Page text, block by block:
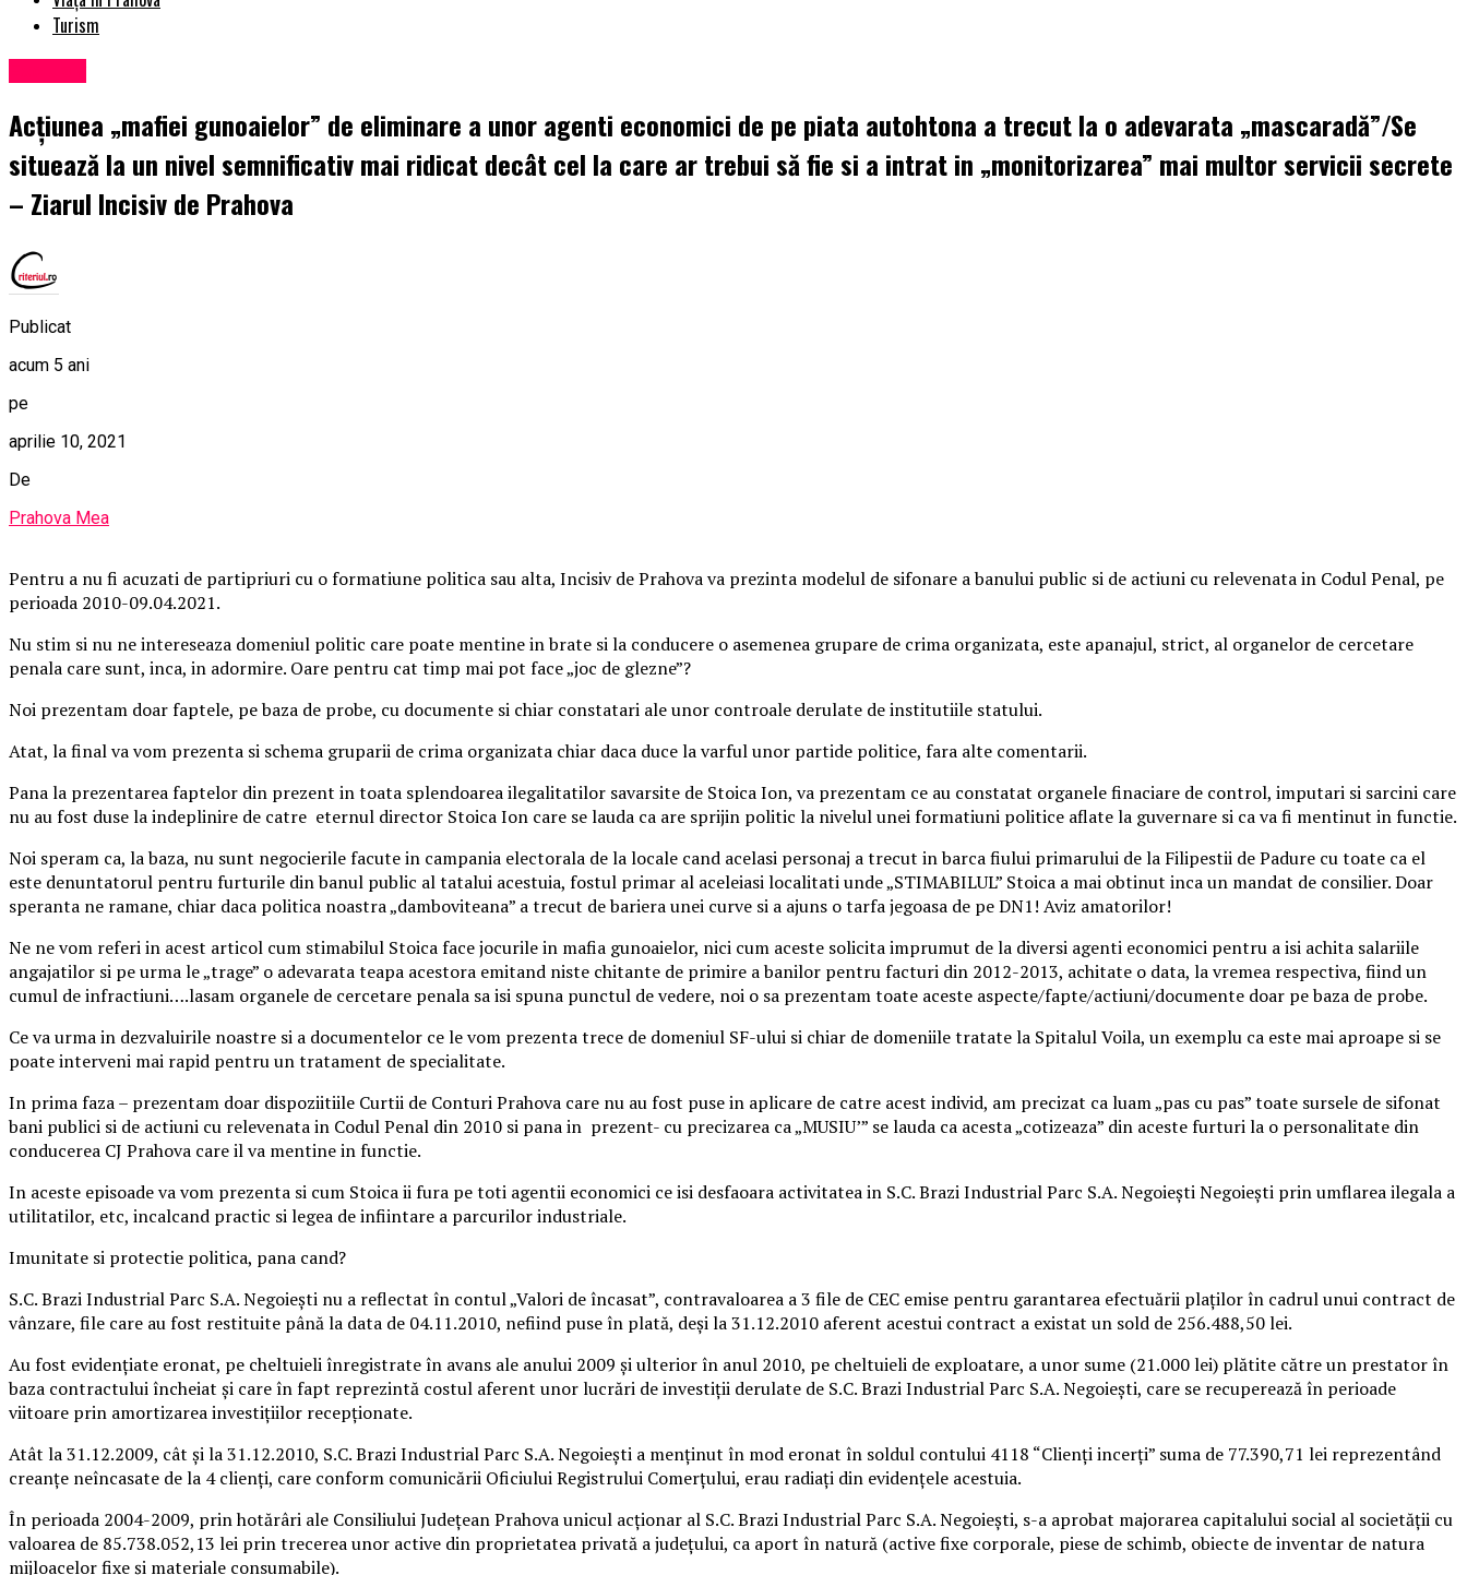
Turism
Acțiunea „mafiei gunoaielor” de eliminare a unor agenti economici de pe piata autohtona a trecut la o adevarata „mascaradă”/Se
situează la un nivel semnificativ mai ridicat decât cel la care ar trebui să fie si a intrat in „monitorizarea” mai multor servicii secrete
– Ziarul Incisiv de Prahova
Publicat
acum 5 ani
pe
aprilie 10, 2021
De
Prahova Mea
Pentru a nu fi acuzati de partipriuri cu o formatiune politica sau alta, Incisiv de Prahova va prezinta modelul de sifonare a banului public si de actiuni cu relevenata in Codul Penal, pe
perioada 2010-09.04.2021.
Nu stim si nu ne intereseaza domeniul politic care poate mentine in brate si la conducere o asemenea grupare de crima organizata, este apanajul, strict, al organelor de cercetare
penala care sunt, inca, in adormire. Oare pentru cat timp mai pot face „joc de glezne”?
Noi prezentam doar faptele, pe baza de probe, cu documente si chiar constatari ale unor controale derulate de institutiile statului.
Atat, la final va vom prezenta si schema gruparii de crima organizata chiar daca duce la varful unor partide politice, fara alte comentarii.
Pana la prezentarea faptelor din prezent in toata splendoarea ilegalitatilor savarsite de Stoica Ion, va prezentam ce au constatat organele finaciare de control, imputari si sarcini care
nu au fost duse la indeplinire de catre eternul director Stoica Ion care se lauda ca are sprijin politic la nivelul unei formatiuni politice aflate la guvernare si ca va fi mentinut in functie.
Noi speram ca, la baza, nu sunt negocierile facute in campania electorala de la locale cand acelasi personaj a trecut in barca fiului primarului de la Filipestii de Padure cu toate ca el
este denuntatorul pentru furturile din banul public al tatalui acestuia, fostul primar al aceleiasi localitati unde „STIMABILUL” Stoica a mai obtinut inca un mandat de consilier. Doar
speranta ne ramane, chiar daca politica noastra „damboviteana” a trecut de bariera unei curve si a ajuns o tarfa jegoasa de pe DN1! Aviz amatorilor!
Ne ne vom referi in acest articol cum stimabilul Stoica face jocurile in mafia gunoaielor, nici cum aceste solicita imprumut de la diversi agenti economici pentru a isi achita salariile
angajatilor si pe urma le „trage” o adevarata teapa acestora emitand niste chitante de primire a banilor pentru facturi din 2012-2013, achitate o data, la vremea respectiva, fiind un
cumul de infractiuni….lasam organele de cercetare penala sa isi spuna punctul de vedere, noi o sa prezentam toate aceste aspecte/fapte/actiuni/documente doar pe baza de probe.
Ce va urma in dezvaluirile noastre si a documentelor ce le vom prezenta trece de domeniul SF-ului si chiar de domeniile tratate la Spitalul Voila, un exemplu ca este mai aproape si se
poate interveni mai rapid pentru un tratament de specialitate.
In prima faza – prezentam doar dispoziitiile Curtii de Conturi Prahova care nu au fost puse in aplicare de catre acest individ, am precizat ca luam „pas cu pas” toate sursele de sifonat
bani publici si de actiuni cu relevenata in Codul Penal din 2010 si pana in prezent- cu precizarea ca „MUSIU’” se lauda ca acesta „cotizeaza” din aceste furturi la o personalitate din
conducerea CJ Prahova care il va mentine in functie.
In aceste episoade va vom prezenta si cum Stoica ii fura pe toti agentii economici ce isi desfaoara activitatea in S.C. Brazi Industrial Parc S.A. Negoieşti Negoieşti prin umflarea ilegala a
utilitatilor, etc, incalcand practic si legea de infiintare a parcurilor industriale.
Imunitate si protectie politica, pana cand?
S.C. Brazi Industrial Parc S.A. Negoieşti nu a reflectat în contul „Valori de încasat”, contravaloarea a 3 file de CEC emise pentru garantarea efectuării plaţilor în cadrul unui contract de
vânzare, file care au fost restituite până la data de 04.11.2010, nefiind puse în plată, deşi la 31.12.2010 aferent acestui contract a existat un sold de 256.488,50 lei.
Au fost evidenţiate eronat, pe cheltuieli înregistrate în avans ale anului 2009 și ulterior în anul 2010, pe cheltuieli de exploatare, a unor sume (21.000 lei) plătite către un prestator în
baza contractului încheiat și care în fapt reprezintă costul aferent unor lucrări de investiții derulate de S.C. Brazi Industrial Parc S.A. Negoieşti, care se recuperează în perioade
viitoare prin amortizarea investiţiilor recepționate.
Atât la 31.12.2009, cât şi la 31.12.2010, S.C. Brazi Industrial Parc S.A. Negoieşti a menţinut în mod eronat în soldul contului 4118 “Clienţi incerţi” suma de 77.390,71 lei reprezentând
creanţe neîncasate de la 4 clienţi, care conform comunicării Oficiului Registrului Comerţului, erau radiaţi din evidenţele acestuia.
În perioada 2004-2009, prin hotărâri ale Consiliului Judeţean Prahova unicul acţionar al S.C. Brazi Industrial Parc S.A. Negoieşti, s-a aprobat majorarea capitalului social al societăţii cu
valoarea de 85.738.052,13 lei prin trecerea unor active din proprietatea privată a judeţului, ca aport în natură (active fixe corporale, piese de schimb, obiecte de inventar de natura
mijloacelor fixe şi materiale consumabile).